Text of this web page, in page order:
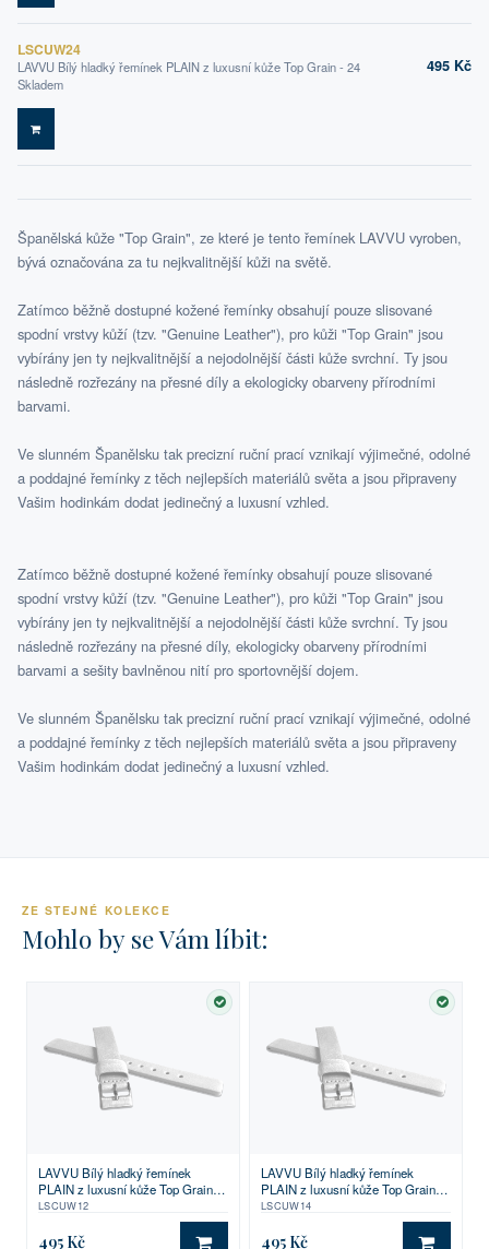
LSCUW24
LAVVU Bílý hladký řemínek PLAIN z luxusní kůže Top Grain - 24
Skladem
495 Kč
DO KOŠÍKU
Španělská kůže "Top Grain", ze které je tento řemínek LAVVU vyroben,
bývá označována za tu nejkvalitnější kůži na světě.
Zatímco běžně dostupné kožené řemínky obsahují pouze slisované
spodní vrstvy kůží (tzv. "Genuine Leather"), pro kůži "Top Grain" jsou
vybírány jen ty nejkvalitnější a nejodolnější části kůže svrchní. Ty jsou
následně rozřezány na přesné díly a ekologicky obarveny přírodními
barvami.
Ve slunném Španělsku tak precizní ruční prací vznikají výjimečné, odolné
a poddajné řemínky z těch nejlepších materiálů světa a jsou připraveny
Vašim hodinkám dodat jedinečný a luxusní vzhled.
Zatímco běžně dostupné kožené řemínky obsahují pouze slisované
spodní vrstvy kůží (tzv. "Genuine Leather"), pro kůži "Top Grain" jsou
vybírány jen ty nejkvalitnější a nejodolnější části kůže svrchní. Ty jsou
následně rozřezány na přesné díly, ekologicky obarveny přírodními
barvami a sešity bavlněnou nití pro sportovnější dojem.
Ve slunném Španělsku tak precizní ruční prací vznikají výjimečné, odolné
a poddajné řemínky z těch nejlepších materiálů světa a jsou připraveny
Vašim hodinkám dodat jedinečný a luxusní vzhled.
ZE STEJNÉ KOLEKCE
Mohlo by se Vám líbit:
SKLADEM
LAVVU Bílý hladký řemínek
PLAIN z luxusní kůže Top Grain -
12
LSCUW12
495 Kč
LAVVU Bílý hladký řemínek
PLAIN z luxusní kůže Top Grain -
14
LSCUW14
495 Kč